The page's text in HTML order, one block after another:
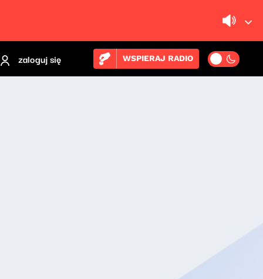
zaloguj się WSPIERAJ RADIO